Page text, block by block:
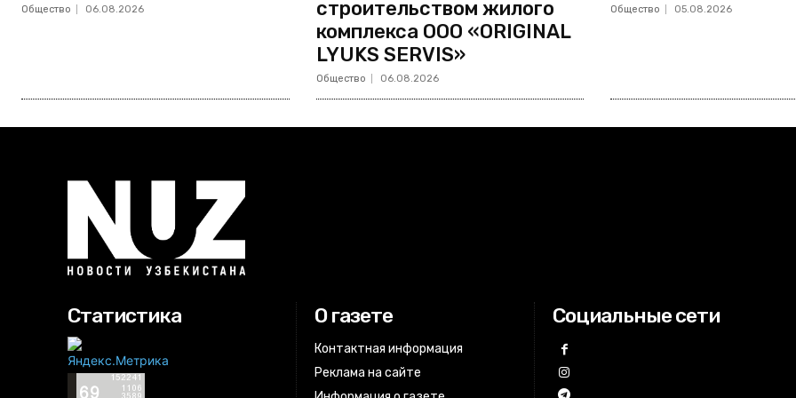
Общество 06.08.2026
строительством жилого
комплекса ООО «ORIGINAL
LYUKS SERVIS»
Общество 06.08.2026
Общество 05.08.2026
Статистика О газете
Контактная информация
Реклама на сайте
Социальные сети